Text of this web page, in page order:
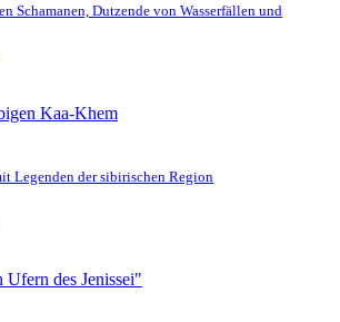
Schamanen, Dutzende von Wasserfällen und
Kaa-Khem
Legenden der sibirischen Region
des Jenissei"